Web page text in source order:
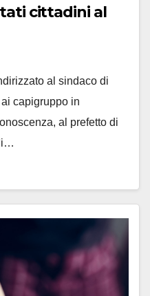
cittadini al
al sindaco di
capigruppo in
al prefetto di